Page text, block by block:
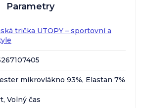
Parametry
trička UTOPY – sportovní a
mikrovlákno 93%, Elastan 7%
Volný čas